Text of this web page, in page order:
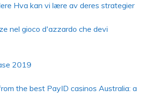
Hva kan vi lære av deres strategier
nel gioco d'azzardo che devi
2019
the best PayID casinos Australia: a